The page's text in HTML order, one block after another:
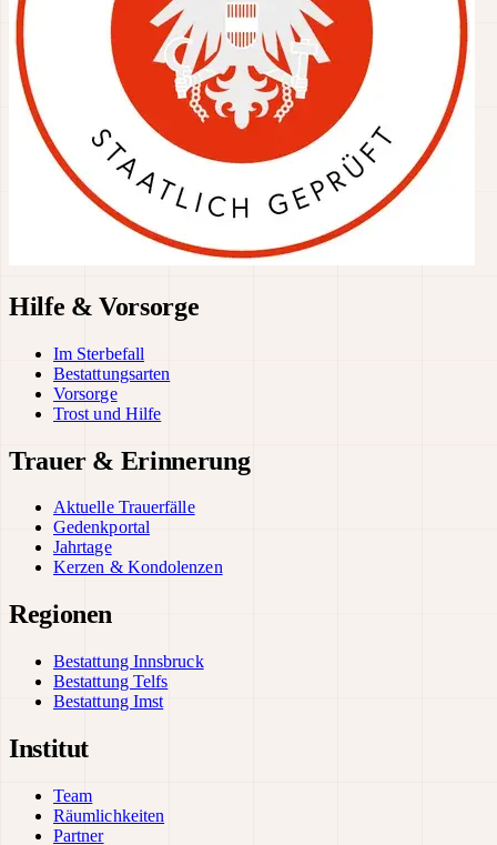
Hilfe & Vorsorge
Im Sterbefall
Bestattungsarten
Vorsorge
Trost und Hilfe
Trauer & Erinnerung
Aktuelle Trauerfälle
Gedenkportal
Jahrtage
Kerzen & Kondolenzen
Regionen
Bestattung Innsbruck
Bestattung Telfs
Bestattung Imst
Institut
Team
Räumlichkeiten
Partner